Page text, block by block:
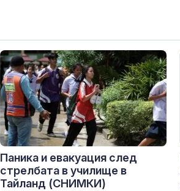
Паника и евакуация след
стрелбата в училище в
Тайланд (СНИМКИ)